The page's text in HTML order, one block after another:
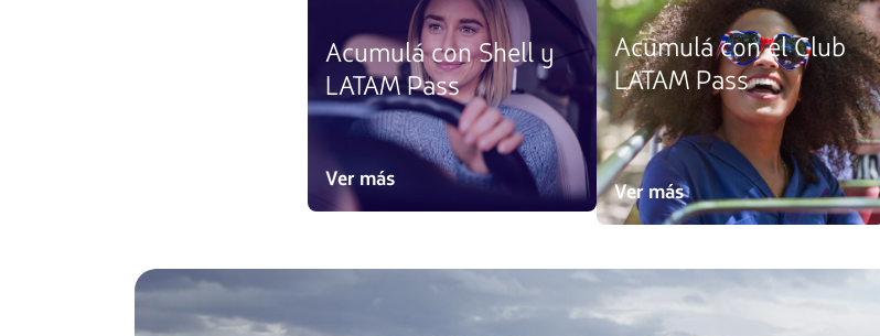
Acumulá con Shell y
LATAM Pass
Ver más
Acumulá con el Club
LATAM Pass
Ver más